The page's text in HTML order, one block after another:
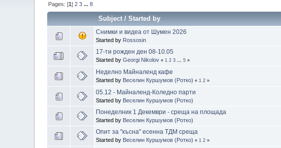
Pages: [1]2 3 ...8
Subject/Started by
Снимки и видеа от Шумен 2026
Started by Rossosin
17-ти рожден ден 08-10.05
Started byGeorgi Nikolov «1 2 3 ...5 »
Неделно Майналенд кафе
Started by Веселин Куршумов (Ротко) «1 2 »
05.12 - Майналенд-Коледно парти
Started by Веселин Куршумов (Ротко)
Понеделник 1 Декември - среща на площада
Started by Веселин Куршумов (Ротко)
Опит за "късна" есенна ТДМ среща
Started by Веселин Куршумов (Ротко) «1 2 »